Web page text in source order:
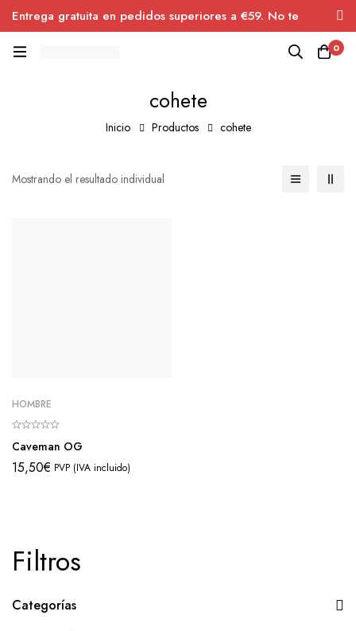
Entrega gratuita en pedidos superiores a €59. No te
pierdas el descuento.
0
cohete
Inicio Productos cohete
Filtros
Categorías
Mostrando el resultado individual
HOMBRE
Caveman OG
15,50€ PVP (IVA incluido)